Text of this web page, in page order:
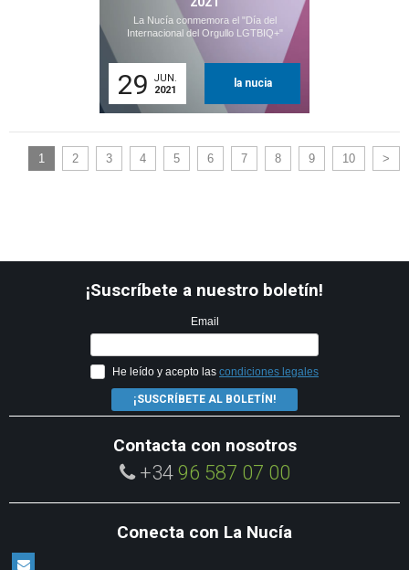
La Nucía conmemora el "Día del
Internacional del Orgullo LGTBIQ+"
29
JUN.
2021
la nucia
1 2 3 4 5 6 7 8 9 10 >
¡Suscríbete a nuestro boletín!
Email
He leído y acepto las condiciones legales
¡SUSCRÍBETE AL BOLETÍN!
Contacta con nosotros
+34 96 587 07 00
Conecta con La Nucía